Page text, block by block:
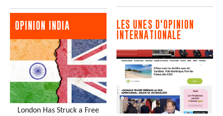
OPINION INDIA
London Has Struck a Free
LES UNES D'OPINION
INTERNATIONALE